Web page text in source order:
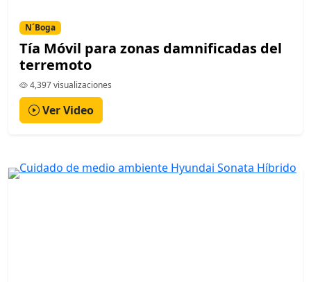
N´Boga
Tía Móvil para zonas damnificadas del
terremoto
4,397 visualizaciones
Ver Video